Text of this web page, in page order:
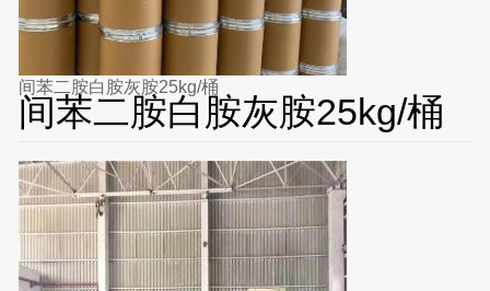
间苯二胺白胺灰胺25kg/桶
间苯二胺白胺灰胺25kg/桶